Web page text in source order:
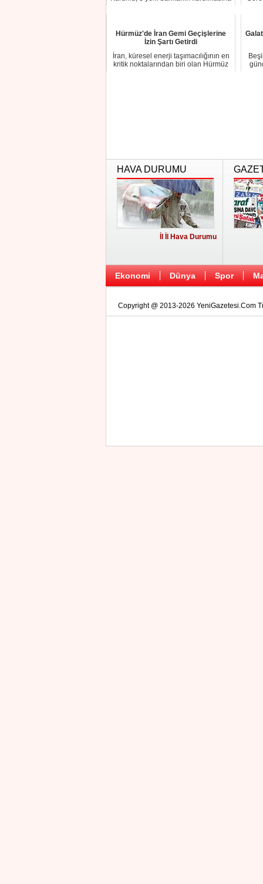
Hürmüz'de İran Gemi Geçişlerine
İzin Şartı Getirdi
İran, küresel enerji taşımacılığının en
kritik noktalarından biri olan Hürmüz
HAVA DURUMU
İl İl Hava Durumu
Ekonomi Dünya Spor
Copyright @ 2013-2026 YeniGazetesi.Com